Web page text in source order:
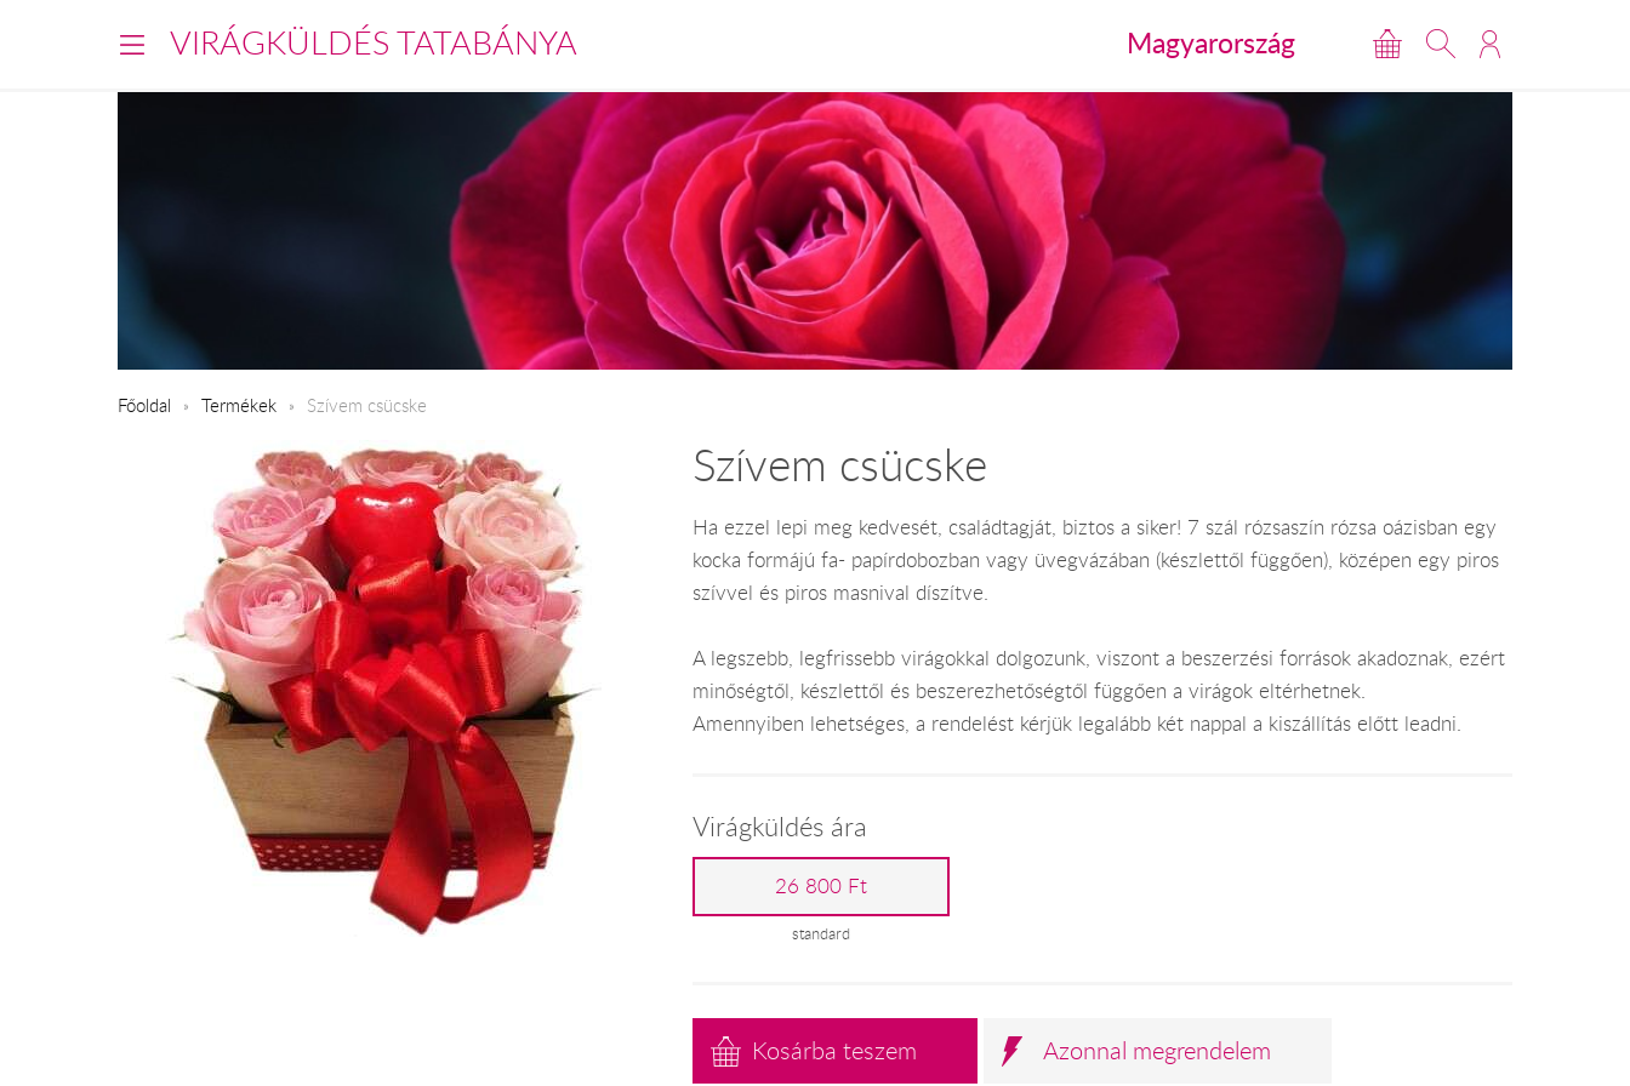
VIRÁGKÜLDÉS TATABÁNYA Magyarország
Főoldal Termékek Szívem csücske
Szívem csücske
Ha ezzel lepi meg kedvesét, családtagját, biztos a siker! 7 szál rózsaszín rózsa oázisban egy
kocka formájú fa- papírdobozban vagy üvegvázában (készlettől függően), középen egy piros
szívvel és piros masnival díszítve.
A legszebb, legfrissebb virágokkal dolgozunk, viszont a beszerzési források akadoznak, ezért
minőségtől, készlettől és beszerezhetőségtől függően a virágok eltérhetnek.
Amennyiben lehetséges, a rendelést kérjük legalább két nappal a kiszállítás előtt leadni.
Virágküldés ára
26 800 Ft
standard
Kosárba teszem Azonnal megrendelem